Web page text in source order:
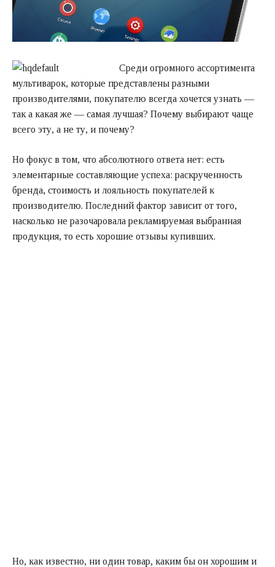
Среди огромного ассортимента
мультиварок, которые представлены разными
производителями, покупателю всегда хочется узнать —
так а какая же — самая лучшая? Почему выбирают чаще
всего эту, а не ту, и почему?
Но фокус в том, что абсолютного ответа нет: есть
элементарные составляющие успеха: раскрученность
бренда, стоимость и лояльность покупателей к
производителю. Последний фактор зависит от того,
насколько не разочаровала рекламируемая выбранная
продукция, то есть хорошие отзывы купивших.
Но, как известно, ни один товар, каким бы он хорошим и